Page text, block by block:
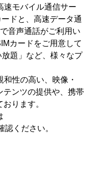
速モバイル通信サー
ドと、高速データ通
音声通話がご利用い
カードをご用意して
題」など、様々なプ
和性の高い、映像・
ンツの提供や、携帯
ります。
認ください。